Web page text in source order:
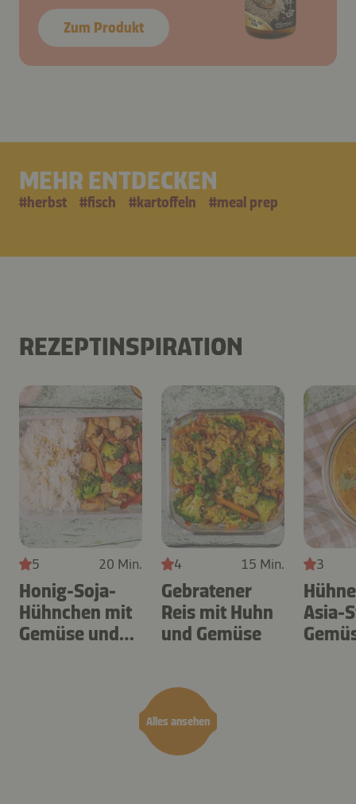
Zum Produkt
MEHR ENTDECKEN
#herbst #fisch #kartoffeln #meal prep
REZEPTINSPIRATION
Alles ansehen
5 20 Min.
Honig-Soja-
Hühnchen mit
Gemüse und
4 15 Min.
Gebratener
Reis mit Huhn
und Gemüse
3
Asia-